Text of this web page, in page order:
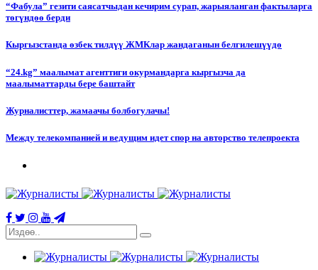
“Фабула” гезити саясатчыдан кечирим сурап, жарыяланган фактыларга
төгүндөө берди
Кыргызстанда өзбек тилдүү ЖМКлар жандаганын белгилешүүдө
“24.kg” маалымат агенттиги окурмандарга кыргызча да
маалыматтарды бере баштайт
Журналисттер, жамаачы болбогулачы!
Между телекомпанией и ведущим идет спор на авторство телепроекта